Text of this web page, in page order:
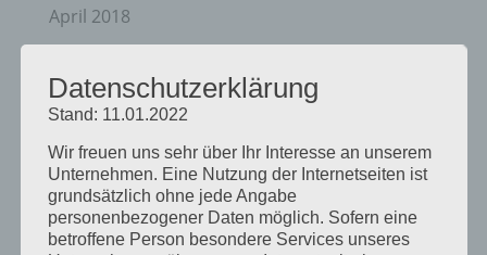
April 2018
August 2017
Juli 2017
Juni 2017
August 2016
Juli 2016
November 2015
Datenschutzerklärung
Stand: 11.01.2022
Wir freuen uns sehr über Ihr Interesse an unserem
Unternehmen. Eine Nutzung der Internetseiten ist
grundsätzlich ohne jede Angabe
personenbezogener Daten möglich. Sofern eine
betroffene Person besondere Services unseres